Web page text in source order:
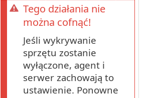
Tego działania nie
można cofnąć!
Jeśli wykrywanie
sprzętu zostanie
wyłączone, agent i
serwer zachowają to
ustawienie. Ponowne